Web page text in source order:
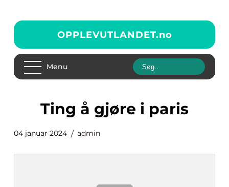
OPPLEVUTLANDET.no
Menu
ting å gjøre i paris
04 januar 2024 admin